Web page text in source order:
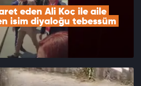
eden Ali Koç ile aile
isim diyaloğu tebessüm